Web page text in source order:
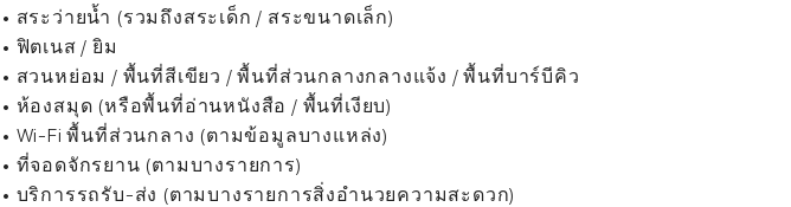
• สระว่ายน้ำ (รวมถึงสระเด็ก / สระขนาดเล็ก)
• ฟิตเนส / ยิม
• สวนหย่อม / พื้นที่สีเขียว / พื้นที่ส่วนกลางกลางแจ้ง / พื้นที่บาร์บีคิว
• ห้องสมุด (หรือพื้นที่อ่านหนังสือ / พื้นที่เงียบ)
• Wi-Fi พื้นที่ส่วนกลาง (ตามข้อมูลบางแหล่ง)
• ที่จอดจักรยาน (ตามบางรายการ)
• บริการรถรับ-ส่ง (ตามบางรายการสิ่งอำนวยความสะดวก)